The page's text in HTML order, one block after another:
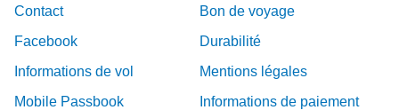
Contact
Bon de voyage
Facebook
Durabilité
Informations de vol
Mentions légales
Mobile Passbook
Informations de paiement